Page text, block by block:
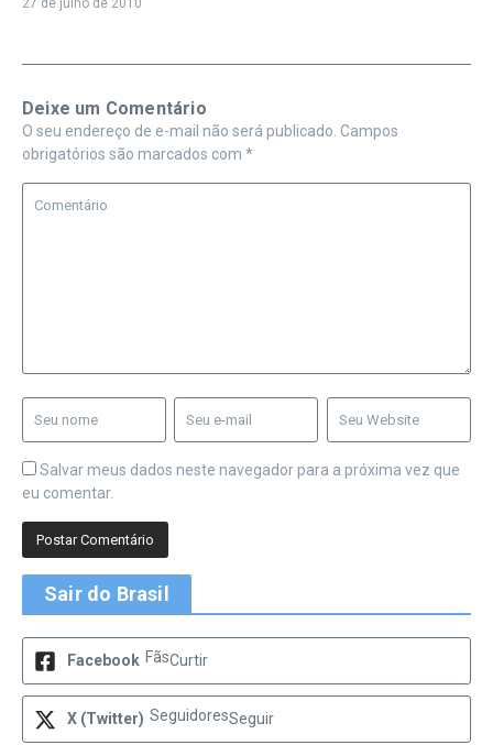
27 de julho de 2010
Deixe um Comentário
O seu endereço de e-mail não será publicado. Campos
obrigatórios são marcados com *
Salvar meus dados neste navegador para a próxima vez que
eu comentar.
Sair do Brasil
Facebook FãsCurtir
X (Twitter) SeguidoresSeguir